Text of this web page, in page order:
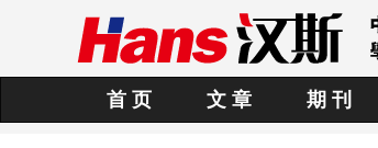
首 页 文 章 期 刊